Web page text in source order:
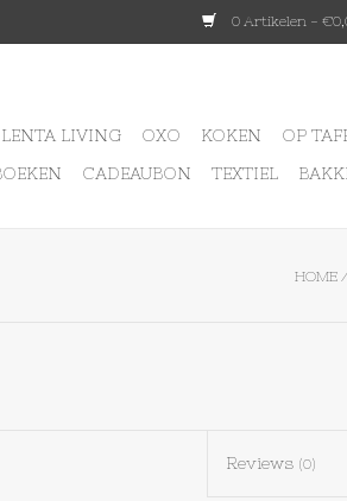
0 Artikelen -
LENTA LIVING OXO KOKEN OP
CADEAUBON TEXTIEL
HOME /
Reviews (0)